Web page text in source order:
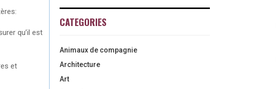
qu’il est
et
CATEGORIES
Animaux de compagnie
Architecture
Art